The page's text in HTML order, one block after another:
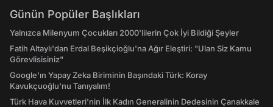
Günün Popüler Başlıkları
Yalnızca Milenyum Çocukları 2000'lilerin Çok İyi Bildiği Şeyler
Fatih Altaylı'dan Erdal Beşikçioğlu'na Ağır Eleştiri: "Ulan Siz Kamu
Görevlisisiniz"
Google'ın Yapay Zeka Biriminin Başındaki Türk: Koray
Kavukçuoğlu'nu Tanıyalım!
Türk Hava Kuvvetleri'nin İlk Kadın Generalinin Dedesinin Çanakkale